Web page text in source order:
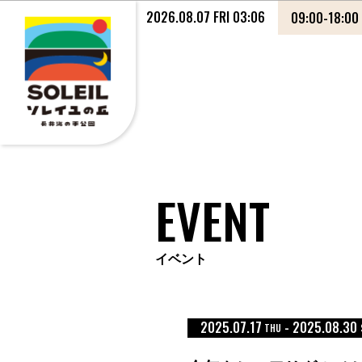
2026.08.07 FRI 03:06 09:00-18:00
EVENT
イベント
2025.07.17 THU - 2025.08.30